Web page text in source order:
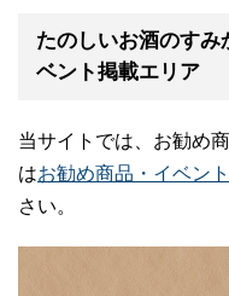
たのしいお酒のすみ
ベント掲載エリア
当サイトでは、お勧め
はお勧め商品・イベン
さい。